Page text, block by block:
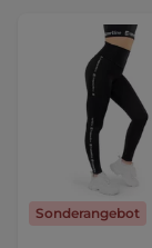
Sonderangebot